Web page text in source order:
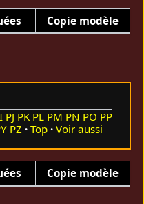
Copie modèle
PJ PK PL PM PN PO PP
PZ Top Voir aussi
Copie modèle